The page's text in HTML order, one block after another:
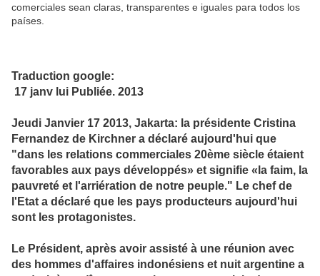
comerciales sean claras, transparentes e iguales para todos los
países.
Traduction google:
17 janv lui Publiée. 2013
Jeudi Janvier 17 2013, Jakarta: la présidente Cristina
Fernandez de Kirchner a déclaré aujourd'hui que
"dans les relations commerciales 20ème siècle étaient
favorables aux pays développés» et signifie «la faim, la
pauvreté et l'arriération de notre peuple." Le chef de
l'Etat a déclaré que les pays producteurs aujourd'hui
sont les protagonistes.
Le Président, après avoir assisté à une réunion avec
des hommes d'affaires indonésiens et nuit argentine a